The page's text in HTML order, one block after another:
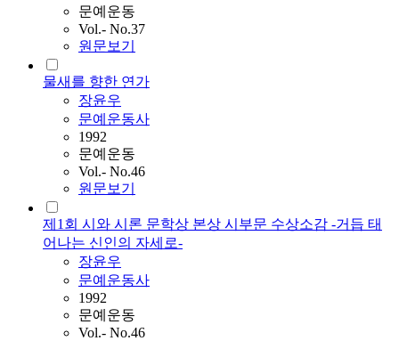
문예운동
Vol.- No.37
원문보기
물새를 향한 연가
장윤우
문예운동사
1992
문예운동
Vol.- No.46
원문보기
제1회 시와 시론 문학상 본상 시부문 수상소감 -거듭 태
어나는 신인의 자세로-
장윤우
문예운동사
1992
문예운동
Vol.- No.46